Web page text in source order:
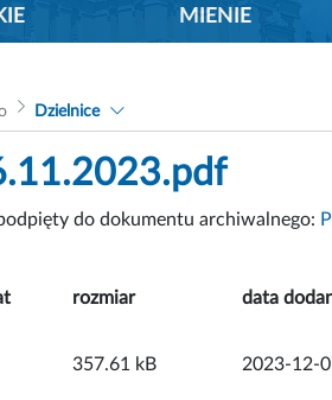
MIENIE
Dzielnice
do dokumentu archiwalnego:
rozmiar data
357.61 kB 2023-12-